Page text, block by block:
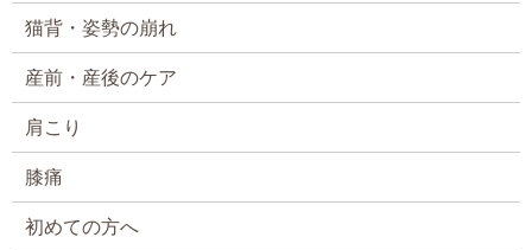
猫背・姿勢の崩れ
産前・産後のケア
肩こり
膝痛
初めての方へ